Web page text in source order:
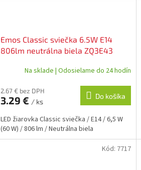
Emos Classic sviečka 6.5W E14
806lm neutrálna biela ZQ3E43
Na sklade | Odosielame do 24 hodín
2.67 € bez DPH
3.29 € / ks
Do košíka
LED žiarovka Classic sviečka / E14 / 6,5 W
(60 W) / 806 lm / Neutrálna biela
Kód: 7717